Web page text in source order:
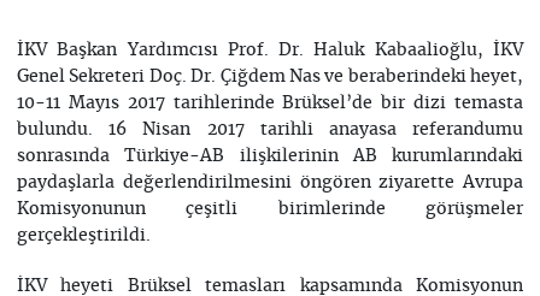
İKV Başkan Yardımcısı Prof. Dr. Haluk Kabaalioğlu, İKV
Genel Sekreteri Doç. Dr. Çiğdem Nas ve beraberindeki heyet,
10-11 Mayıs 2017 tarihlerinde Brüksel’de bir dizi temasta
bulundu. 16 Nisan 2017 tarihli anayasa referandumu
sonrasında Türkiye-AB ilişkilerinin AB kurumlarındaki
paydaşlarla değerlendirilmesini öngören ziyarette Avrupa
Komisyonunun çeşitli birimlerinde görüşmeler
gerçekleştirildi.
İKV heyeti Brüksel temasları kapsamında Komisyonun